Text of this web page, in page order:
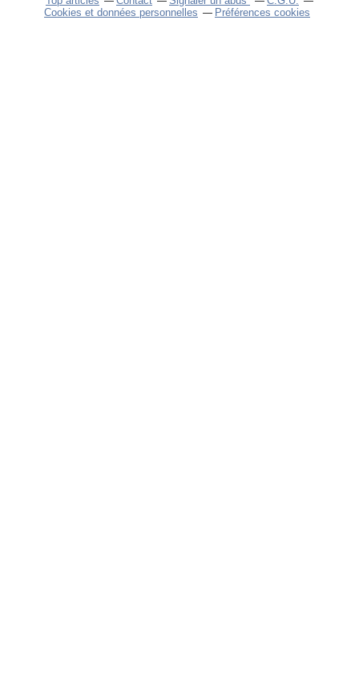
Cookies et données personnelles
Préférences cookies